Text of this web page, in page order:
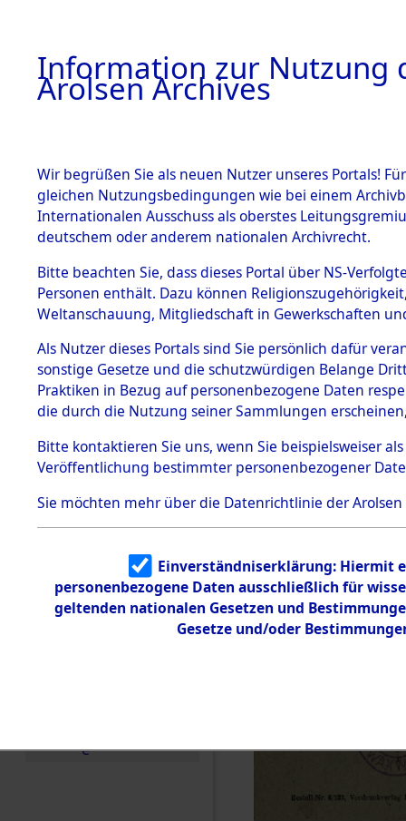
BILD
BESTÄNDE
1.
mente
5. Verschiedenes
5.3
Todesmärsche
5.3.1 Alliierte
Erhebungen
zu
Todesmärsch
en
5.3.2
Identifizierun
5.3.3
Todesmärsch
e
Mödingen
0001 (84599650)
Information zur Nutzung
Arolsen Archives
Wir begrüßen Sie als neuen Nutzer unseres Portals!
gleichen Nutzungsbedingungen wie bei einem
Internationalen Ausschuss als oberstes
deutschem oder anderem nationalen Archivrecht.
Bitte beachten Sie, dass dieses Portal über NS-
Personen enthält. Dazu können
Weltanschauung, Mitgliedschaft in Gewerkschaften
Als Nutzer dieses Portals sind Sie persönlich dafür
sonstige Gesetze und die schutzwürdigen Belange
Praktiken in Bezug auf personenbezogene Daten
die durch die Nutzung seiner Sammlungen
Bitte kontaktieren Sie uns, wenn Sie beispielsweiser
Veröffentlichung bestimmter personenbezogener
Sie möchten mehr über die Datenrichtlinie der Arolsen
Einverständniserklärung: Hiermit
personenbezogene Daten ausschließlich für
geltenden nationalen Gesetzen und
Gesetze und/oder